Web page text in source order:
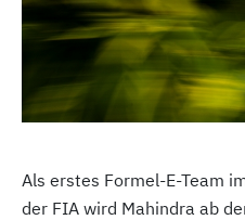
Als erstes Formel-E-Team
der FIA wird Mahindra ab